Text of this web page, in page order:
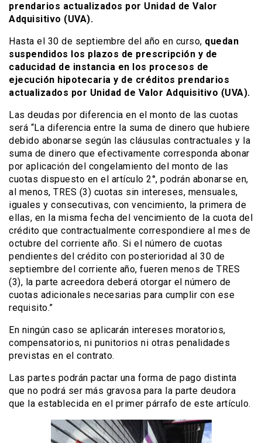
prendarios actualizados por Unidad de Valor
Adquisitivo (UVA).
Hasta el 30 de septiembre del año en curso, quedan
suspendidos los plazos de prescripción y de
caducidad de instancia en los procesos de
ejecución hipotecaria y de créditos prendarios
actualizados por Unidad de Valor Adquisitivo (UVA).
Las deudas por diferencia en el monto de las cuotas
será “La diferencia entre la suma de dinero que hubiere
debido abonarse según las cláusulas contractuales y la
suma de dinero que efectivamente corresponda abonar
por aplicación del congelamiento del monto de las
cuotas dispuesto en el artículo 2°, podrán abonarse en,
al menos, TRES (3) cuotas sin intereses, mensuales,
iguales y consecutivas, con vencimiento, la primera de
ellas, en la misma fecha del vencimiento de la cuota del
crédito que contractualmente correspondiere al mes de
octubre del corriente año. Si el número de cuotas
pendientes del crédito con posterioridad al 30 de
septiembre del corriente año, fueren menos de TRES
(3), la parte acreedora deberá otorgar el número de
cuotas adicionales necesarias para cumplir con ese
requisito.”
En ningún caso se aplicarán intereses moratorios,
compensatorios, ni punitorios ni otras penalidades
previstas en el contrato.
Las partes podrán pactar una forma de pago distinta
que no podrá ser más gravosa para la parte deudora
que la establecida en el primer párrafo de este artículo.